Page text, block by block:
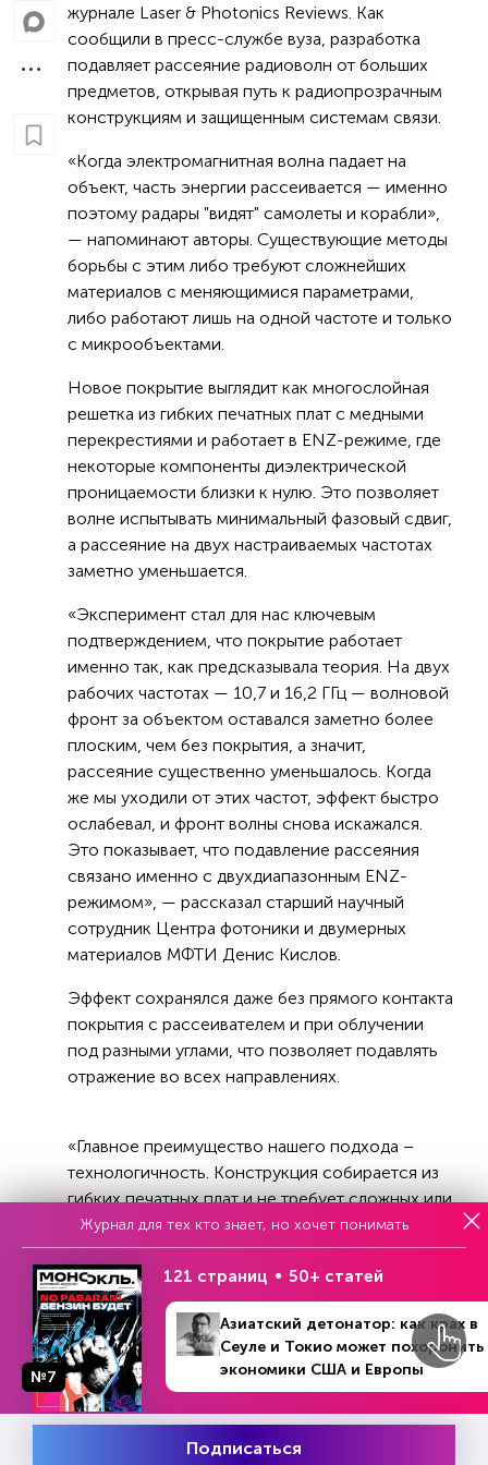
№21 (1434) В номере
журнале Laser & Photonics Reviews. Как
сообщили в пресс-службе вуза, разработка
подавляет рассеяние радиоволн от больших
предметов, открывая путь к радиопрозрачным
конструкциям и защищенным системам связи.
«Когда электромагнитная волна падает на
объект, часть энергии рассеивается — именно
поэтому радары "видят" самолеты и корабли»,
— напоминают авторы. Существующие методы
борьбы с этим либо требуют сложнейших
материалов с меняющимися параметрами,
либо работают лишь на одной частоте и только
с микрообъектами.
Новое покрытие выглядит как многослойная
решетка из гибких печатных плат с медными
перекрестиями и работает в ENZ-режиме, где
некоторые компоненты диэлектрической
проницаемости близки к нулю. Это позволяет
волне испытывать минимальный фазовый сдвиг,
а рассеяние на двух настраиваемых частотах
заметно уменьшается.
«Эксперимент стал для нас ключевым
подтверждением, что покрытие работает
именно так, как предсказывала теория. На двух
рабочих частотах — 10,7 и 16,2 ГГц — волновой
фронт за объектом оставался заметно более
плоским, чем без покрытия, а значит,
рассеяние существенно уменьшалось. Когда
же мы уходили от этих частот, эффект быстро
ослабевал, и фронт волны снова искажался.
Это показывает, что подавление рассеяния
связано именно с двухдиапазонным ENZ-
режимом», — рассказал старший научный
сотрудник Центра фотоники и двумерных
материалов МФТИ Денис Кислов.
Эффект сохранялся даже без прямого контакта
покрытия с рассеивателем и при облучении
под разными углами, что позволяет подавлять
отражение во всех направлениях.
«Главное преимущество нашего подхода –
технологичность. Конструкция собирается из
гибких печатных плат и не требует сложных или
дорогих материалов. При этом метод
позволяет работать с электрически большими
объектами, а рабочие частоты можно гибко
настраивать, меняя геометрию медных
элементов», — добавил Кислов. Сейчас ученые
работают над уменьшением ячеек
метаматериала для снижения остаточного
рассеяния и планируют интегрировать внутрь
переходом, чтобы перестраивать частоты
Журнал для тех кто знает, но хочет понимать
№7
121 страниц 50+ статей
Азиатский детонатор: как крах в
Сеуле и Токио может похоронить
экономики США и Европы
Подписаться